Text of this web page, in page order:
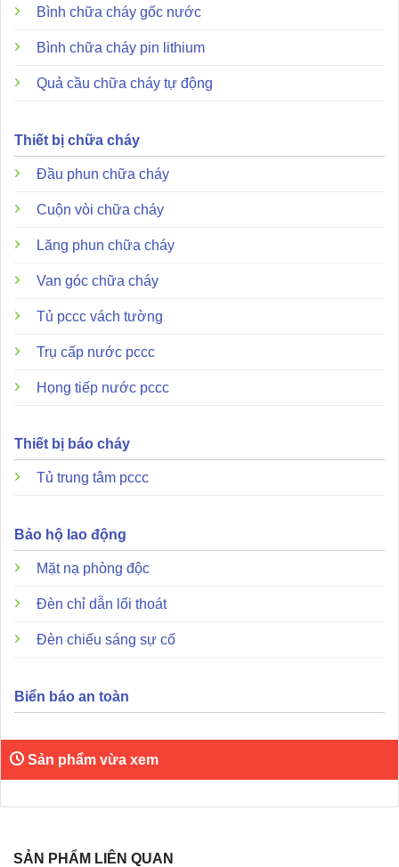
suất làm việc lên đến 60% so với các phương pháp thủ
công truyền thống, đồng thời đảm bảo an toàn tuyệt đối
lượng cực nhẹ chỉ 200g là một ưu thế lớn, giúp việc thao
đế đầu báo. Sản phẩm đạt theo các tiêu chuẩn việt nam,
quy chuẩn kỹ thuật theo tiêu chuẩn hiện hành về phòng
ban hành.
Lời khuyên khi sử dụng thiết bị tháo đầu báo
báo cháy, người dùng nên lưu ý một số vấn đề quan trọng
Kiểm tra khớp nối:Luôn đảm bảo gậy kéo dài và đầu
gắp AH-07152 đã được khóa chặt trước khi đưa lên
cao để tránh rơi rớt thiết bị.
vào đúng vị trí và xoay nhẹ nhàng theo chiều ngược kim
Bình chữa cháy gốc nước
Bình chữa cháy pin lithium
Quả cầu chữa cháy tự động
Thiết bị chữa cháy
Đầu phun chữa cháy
Cuộn vòi chữa cháy
Lăng phun chữa cháy
Van góc chữa cháy
Tủ pccc vách tường
Trụ cấp nước pccc
Họng tiếp nước pccc
Thiết bị báo cháy
Tủ trung tâm pccc
Bảo hộ lao động
Mặt nạ phòng độc
Đèn chỉ dẫn lối thoát
Đèn chiếu sáng sự cố
Biển báo an toàn
Sản phẩm vừa xem
SẢN PHẨM LIÊN QUAN